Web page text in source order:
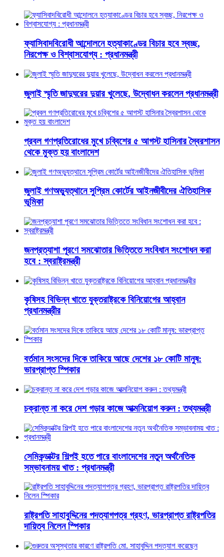
ফ্যাসিবাদবিরোধী আন্দোলনে হত্যাকাণ্ডের বিচার হবে স্বচ্ছ,
নিরপেক্ষ ও বিশ্বাসযোগ্য : প্রধানমন্ত্রী
জুলাই স্মৃতি জাদুঘরের দুয়ার খুলেছে, উদ্বোধন করলেন প্রধানমন্ত্রী
প্রবল গণপ্রতিরোধের মুখে চব্বিশের ৫ আগস্ট হাসিনার স্বৈরশাসন
থেকে মুক্ত হয় বাংলাদেশ
জুলাই গণঅভ্যুত্থানে সুপ্রিম কোর্টের আইনজীবীদের ঐতিহাসিক
ভূমিকা
জনপ্রত্যাশা পূরণে সমঝোতার ভিত্তিতে সংবিধান সংশোধন করা
হবে : স্বরাষ্ট্রমন্ত্রী
কৃষিসহ বিভিন্ন খাতে যুক্তরাষ্ট্রকে বিনিয়োগের আহ্বান
প্রধানমন্ত্রীর
বর্তমান সংসদের দিকে তাকিয়ে আছে দেশের ১৮ কোটি মানুষ:
ভারপ্রাপ্ত স্পিকার
চক্রান্ত না করে দেশ গড়ার কাজে আত্মনিয়োগ করুন : তথ্যমন্ত্রী
সেমিকন্ডাক্টর শিল্পই হতে পারে বাংলাদেশের নতুন অর্থনৈতিক
সম্ভাবনাময় খাত : প্রধানমন্ত্রী
রাষ্ট্রপতি সাহাবুদ্দিনের পদত্যাগপত্র গ্রহণ, ভারপ্রাপ্ত রাষ্ট্রপতির
দায়িত্ব নিলেন স্পিকার